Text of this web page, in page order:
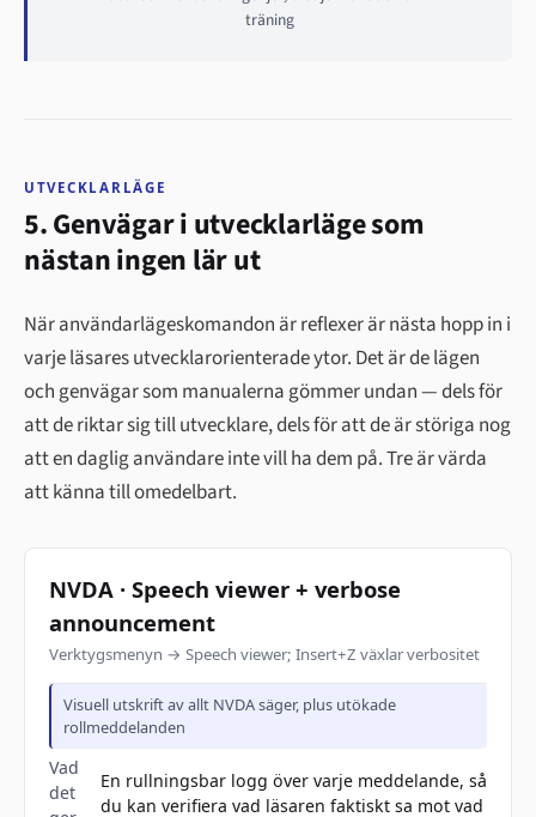
träning
UTVECKLARLÄGE
5. Genvägar i utvecklarläge som
nästan ingen lär ut
När användarlägeskomandon är reflexer är nästa hopp in i
varje läsares utvecklarorienterade ytor. Det är de lägen
och genvägar som manualerna gömmer undan — dels för
att de riktar sig till utvecklare, dels för att de är störiga nog
att en daglig användare inte vill ha dem på. Tre är värda
att känna till omedelbart.
NVDA · Speech viewer + verbose
announcement
Verktygsmenyn → Speech viewer; Insert+Z växlar verbositet
Visuell utskrift av allt NVDA säger, plus utökade
rollmeddelanden
Vad
det
En rullningsbar logg över varje meddelande, så
du kan verifiera vad läsaren faktiskt sa mot vad